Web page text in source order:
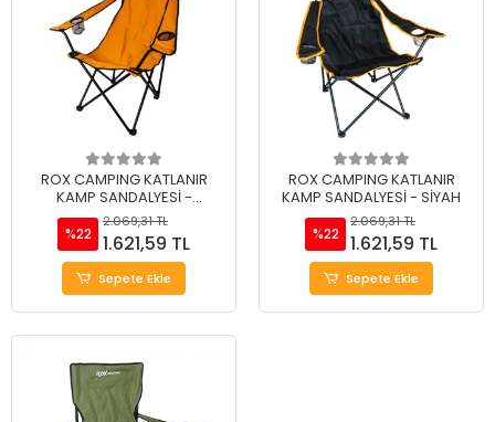
ROX CAMPING KATLANIR
KAMP SANDALYESİ -
TURUNCU
%22
2.069,31 TL
1.621,59 TL
Sepete Ekle
ROX CAMPING KATLANIR
KAMP SANDALYESİ - SİYAH
%22
2.069,31 TL
1.621,59 TL
Sepete Ekle